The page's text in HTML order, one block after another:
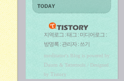
지역로그 :태그 : 미디어로그 :
방명록 :관리자: 쓰기
meditator's Blog is powered by
Daum & Tattertools / Designed
by Tistory